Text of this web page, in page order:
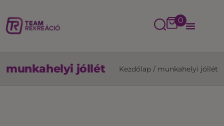
0
munkahelyi jóllét Kezdőlap / munkahelyi jóllét